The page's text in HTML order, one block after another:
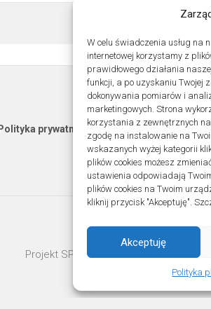
W celu świadczenia usług na
internetowej korzystamy z
prawidłowego działania
funkcji, a po uzyskaniu Twojej
dokonywania pomiarów i
marketingowych. Strona
korzystania z zewnętrznych
zgodę na instalowanie na
wskazanych wyżej kategorii
plików cookies możesz
ustawienia odpowiadają
plików cookies na Twoim
kliknij przycisk "Akceptuję".
Akceptuję
Polityka
Polityka prywatności
Projekt SPOZ © 2026. All Rights